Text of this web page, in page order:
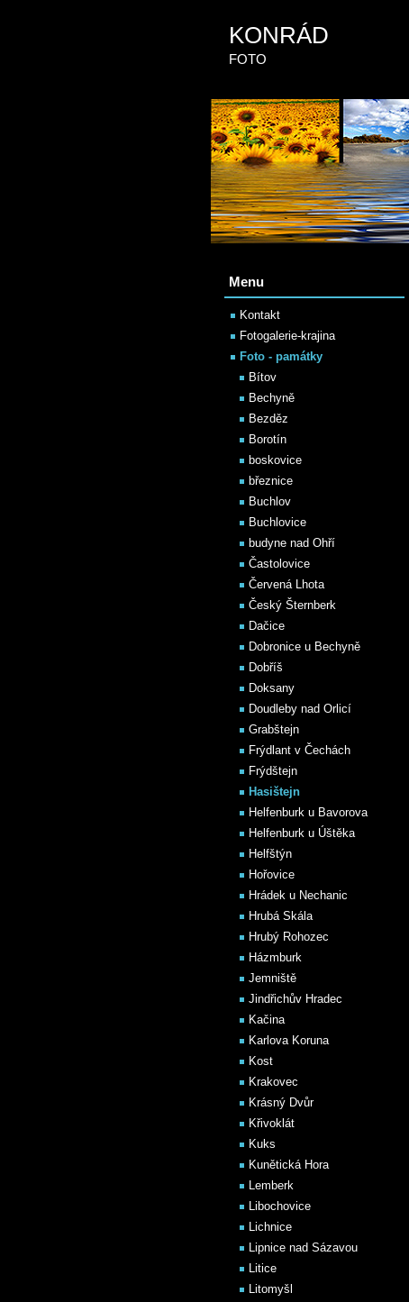
KONRÁD
FOTO
Menu
Kontakt
Fotogalerie-krajina
Foto - památky
Bítov
Bechyně
Bezděz
Borotín
boskovice
březnice
Buchlov
Buchlovice
budyne nad Ohří
Častolovice
Červená Lhota
Český Šternberk
Dačice
Dobronice u Bechyně
Dobříš
Doksany
Doudleby nad Orlicí
Grabštejn
Frýdlant v Čechách
Frýdštejn
Hasištejn
Helfenburk u Bavorova
Helfenburk u Úštěka
Helfštýn
Hořovice
Hrádek u Nechanic
Hrubá Skála
Hrubý Rohozec
Házmburk
Jemniště
Jindřichův Hradec
Kačina
Karlova Koruna
Kost
Krakovec
Krásný Dvůr
Křivoklát
Kuks
Kunětická Hora
Lemberk
Libochovice
Lichnice
Lipnice nad Sázavou
Litice
Litomyšl